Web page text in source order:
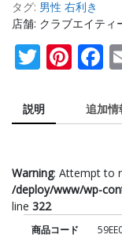
タグ: 男性 右利き
店舗: クラブエイティ
説明 追加情
Warning: Attempt to
/deploy/www/wp-
line 322
商品コード